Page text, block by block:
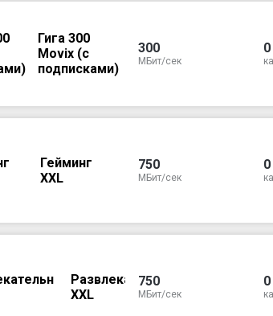
Гига 300
Movix (с
подписками)
300
МБит/сек
0
Гейминг
XXL
750
МБит/сек
0
Развлекательный
XXL
750
МБит/сек
0